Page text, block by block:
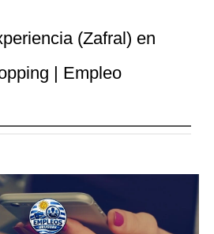
(Zafral) en
| Empleo